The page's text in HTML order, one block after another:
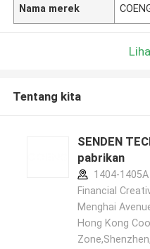
Nama merek
Tentang kita
SENDEN
pabrikan
1404-
Financial
Menghai
Hong Kong